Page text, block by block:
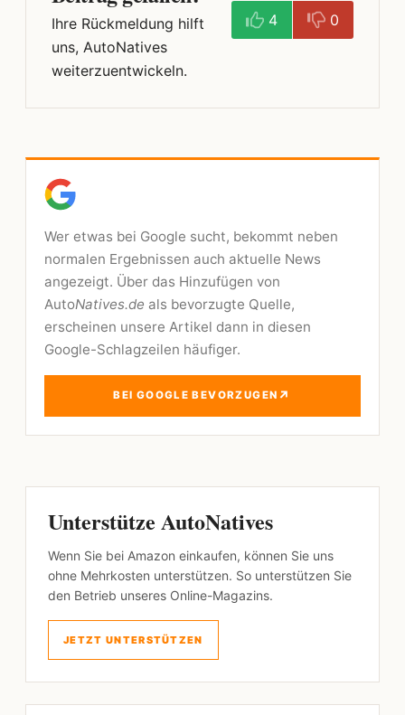
Ihre Rückmeldung hilft
uns, AutoNatives
weiterzuentwickeln.
4 0
Wer etwas bei Google sucht, bekommt neben
normalen Ergebnissen auch aktuelle News
angezeigt. Über das Hinzufügen von
AutoNatives.de als bevorzugte Quelle,
erscheinen unsere Artikel dann in diesen
Google-Schlagzeilen häufiger.
BEI GOOGLE BEVORZUGEN ↗
Unterstütze AutoNatives
Wenn Sie bei Amazon einkaufen, können Sie uns
ohne Mehrkosten unterstützen. So unterstützen Sie
den Betrieb unseres Online-Magazins.
JETZT UNTERSTÜTZEN